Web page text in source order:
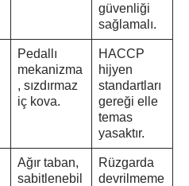
güvenliği
sağlamalı.
Pedallı
mekanizma
, sızdırmaz
iç kova.
HACCP
hijyen
standartları
gereği elle
temas
yasaktır.
Ağır taban,
sabitlenebil
Rüzgarda
devrilmeme